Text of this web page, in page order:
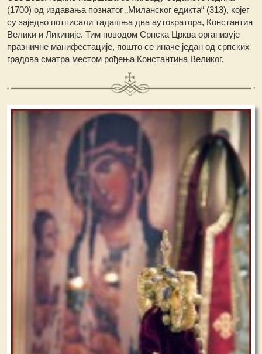
(1700) од издавања познатог „Миланског едикта“ (313), којег
су заједно потписали тадашња два аутократора, Константин
Велики и Ликиније. Тим поводом Српска Црква организује
празничне манифестације, пошто се иначе један од српских
градова сматра местом рођења Константина Великог.